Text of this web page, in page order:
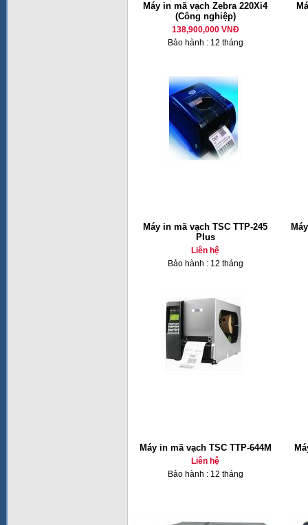
Máy in mã vạch Zebra 220Xi4
(Công nghiệp)
138,900,000 VNĐ
Bảo hành : 12 tháng
Máy in mã vạch TSC TTP-245
Plus
Liên hệ
Bảo hành : 12 tháng
Máy in mã vạch TSC TTP-644M
Liên hệ
Bảo hành : 12 tháng